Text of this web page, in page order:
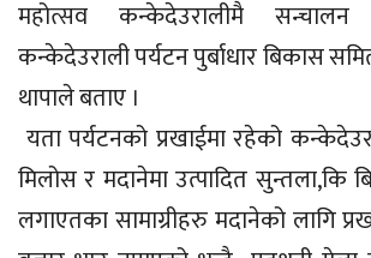
महोत्सव कन्केदेउरालीमै सन्चालन
कन्केदेउराली पर्यटन पुर्बाधार बिकास
थापाले
यता पर्यटनको प्रखाईमा रहेको
मिलोस र मदानेमा उत्पादित
लगाएतका सामाग्रीहरु मदानेको लागि